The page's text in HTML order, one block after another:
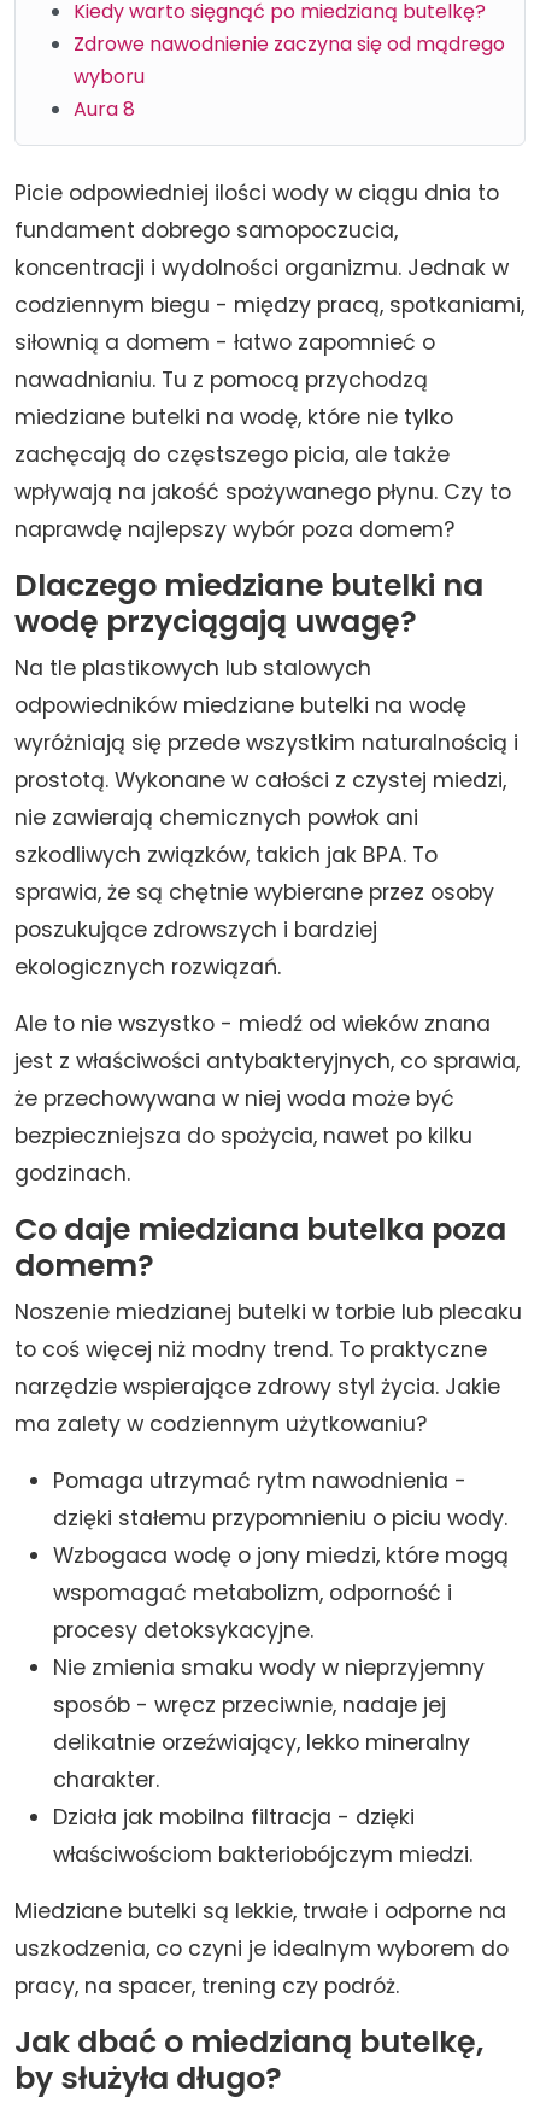
Kiedy warto sięgnąć po miedzianą butelkę?
Zdrowe nawodnienie zaczyna się od mądrego
wyboru
Aura 8
Picie odpowiedniej ilości wody w ciągu dnia to
fundament dobrego samopoczucia,
koncentracji i wydolności organizmu. Jednak w
codziennym biegu - między pracą, spotkaniami,
siłownią a domem - łatwo zapomnieć o
nawadnianiu. Tu z pomocą przychodzą
miedziane butelki na wodę, które nie tylko
zachęcają do częstszego picia, ale także
wpływają na jakość spożywanego płynu. Czy to
naprawdę najlepszy wybór poza domem?
Dlaczego miedziane butelki na
wodę przyciągają uwagę?
Na tle plastikowych lub stalowych
odpowiedników miedziane butelki na wodę
wyróżniają się przede wszystkim naturalnością i
prostotą. Wykonane w całości z czystej miedzi,
nie zawierają chemicznych powłok ani
szkodliwych związków, takich jak BPA. To
sprawia, że są chętnie wybierane przez osoby
poszukujące zdrowszych i bardziej
ekologicznych rozwiązań.
Ale to nie wszystko - miedź od wieków znana
jest z właściwości antybakteryjnych, co sprawia,
że przechowywana w niej woda może być
bezpieczniejsza do spożycia, nawet po kilku
godzinach.
Co daje miedziana butelka poza
domem?
Noszenie miedzianej butelki w torbie lub plecaku
to coś więcej niż modny trend. To praktyczne
narzędzie wspierające zdrowy styl życia. Jakie
ma zalety w codziennym użytkowaniu?
Pomaga utrzymać rytm nawodnienia -
dzięki stałemu przypomnieniu o piciu wody.
Wzbogaca wodę o jony miedzi, które mogą
wspomagać metabolizm, odporność i
procesy detoksykacyjne.
Nie zmienia smaku wody w nieprzyjemny
sposób - wręcz przeciwnie, nadaje jej
delikatnie orzeźwiający, lekko mineralny
charakter.
Działa jak mobilna filtracja - dzięki
właściwościom bakteriobójczym miedzi.
Miedziane butelki są lekkie, trwałe i odporne na
uszkodzenia, co czyni je idealnym wyborem do
pracy, na spacer, trening czy podróż.
Jak dbać o miedzianą butelkę,
by służyła długo?